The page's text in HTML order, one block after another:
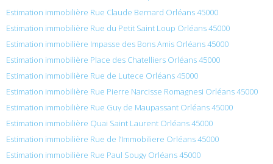
Estimation immobilière Rue Claude Bernard Orléans 45000
Estimation immobilière Rue du Petit Saint Loup Orléans 45000
Estimation immobilière Impasse des Bons Amis Orléans 45000
Estimation immobilière Place des Chatelliers Orléans 45000
Estimation immobilière Rue de Lutece Orléans 45000
Estimation immobilière Rue Pierre Narcisse Romagnesi Orléans 45000
Estimation immobilière Rue Guy de Maupassant Orléans 45000
Estimation immobilière Quai Saint Laurent Orléans 45000
Estimation immobilière Rue de l’Immobiliere Orléans 45000
Estimation immobilière Rue Paul Sougy Orléans 45000